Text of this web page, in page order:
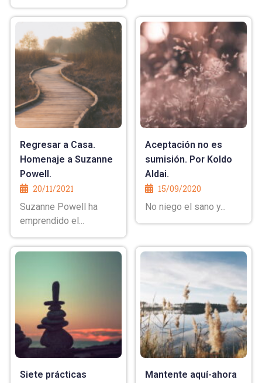
Regresar a Casa.
Homenaje a Suzanne
Powell.
20/11/2021
Suzanne Powell ha
emprendido el...
Aceptación no es
sumisión. Por Koldo
Aldai.
15/09/2020
No niego el sano y...
Siete prácticas
Mantente aquí-ahora